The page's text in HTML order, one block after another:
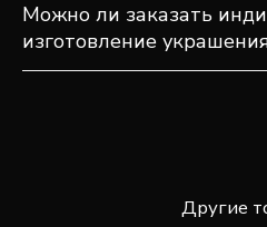
Можно ли заказать
изготовление